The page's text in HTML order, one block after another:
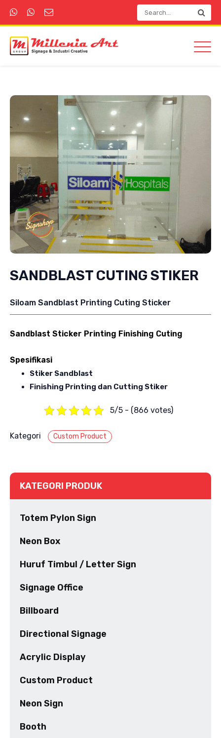
SANDBLAST CUTING STIKER
Siloam Sandblast Printing Cuting Sticker
Sandblast Sticker Printing Finishing Cuting
Spesifikasi
Stiker Sandblast
Finishing Printing dan Cutting Stiker
5/5 - (866 votes)
Kategori Custom Product
KATEGORI PRODUK
Totem Pylon Sign
Neon Box
Huruf Timbul / Letter Sign
Signage Office
Billboard
Directional Signage
Acrylic Display
Custom Product
Neon Sign
Booth